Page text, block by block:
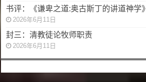
书评：《谦卑之道:奥古斯丁的讲道神学》
2026年6月11日
封三：清教徒论牧师职责
2026年6月11日